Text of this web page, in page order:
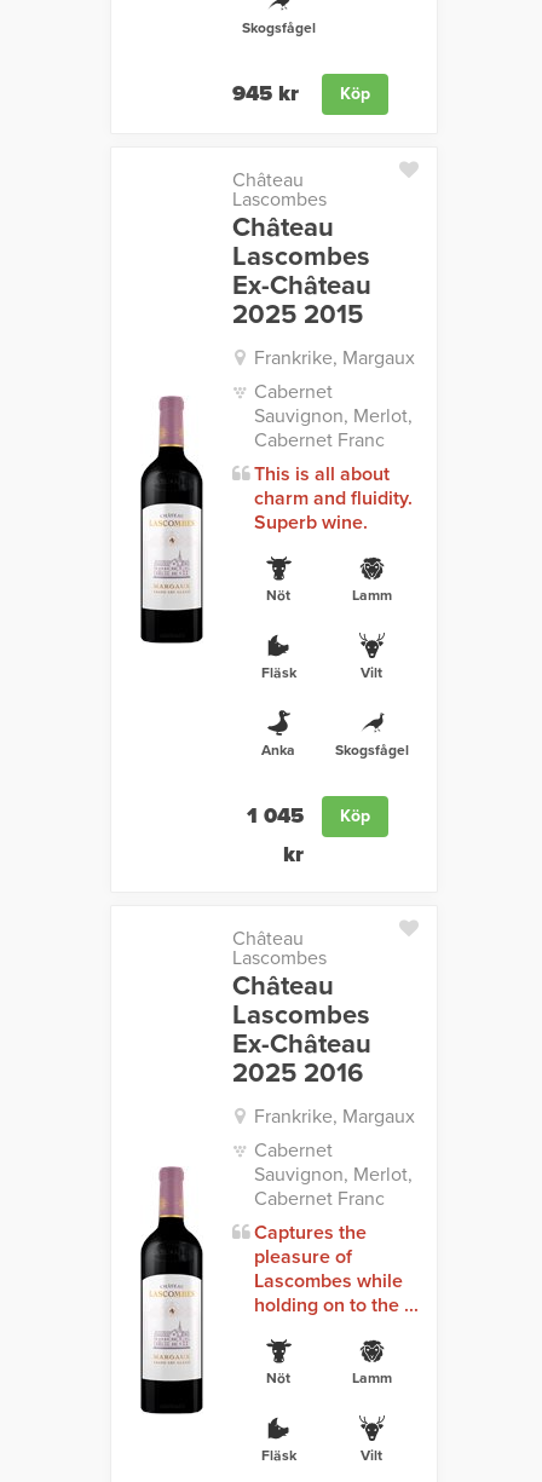
Skogsfågel
945 kr Köp
Château
Lascombes
Château
Lascombes
Ex-Château
2025 2015
Frankrike, Margaux
Cabernet
Sauvignon, Merlot,
Cabernet Franc
This is all about
charm and fluidity.
Superb wine.
Nöt Lamm
Fläsk Vilt
Anka Skogsfågel
1 045
kr
Köp
Château
Lascombes
Château
Lascombes
Ex-Château
2025 2016
Frankrike, Margaux
Cabernet
Sauvignon, Merlot,
Cabernet Franc
Captures the
pleasure of
Lascombes while
holding on to the ...
Nöt Lamm
Fläsk Vilt